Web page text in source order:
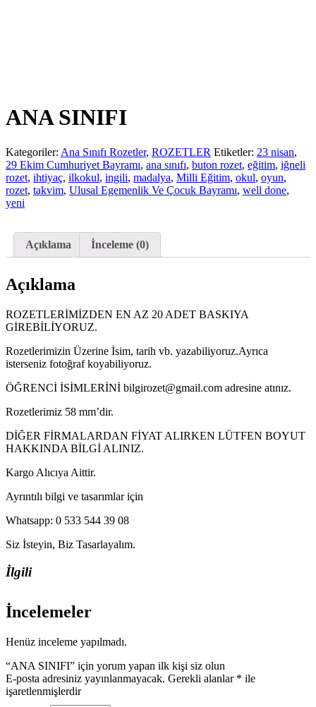
ANA SINIFI
Kategoriler: Ana Sınıfı Rozetler, ROZETLER Etiketler: 23 nisan,
29 Ekim Cumhuriyet Bayramı, ana sınıfı, buton rozet, eğitim, iğneli
rozet, ihtiyaç, ilkokul, ingili, madalya, Milli Eğitim, okul, oyun,
rozet, takvim, Ulusal Egemenlik Ve Çocuk Bayramı, well done,
yeni
Açıklama İnceleme (0)
Açıklama
ROZETLERİMİZDEN EN AZ 20 ADET BASKIYA
GİREBİLİYORUZ.
Rozetlerimizin Üzerine İsim, tarih vb. yazabiliyoruz.Ayrıca
isterseniz fotoğraf koyabiliyoruz.
ÖĞRENCİ İSİMLERİNİ bilgirozet@gmail.com adresine atınız.
Rozetlerimiz 58 mm’dir.
DİĞER FİRMALARDAN FİYAT ALIRKEN LÜTFEN BOYUT
HAKKINDA BİLGİ ALINIZ.
Kargo Alıcıya Aittir.
Ayrıntılı bilgi ve tasarımlar için
Whatsapp: 0 533 544 39 08
Siz İsteyin, Biz Tasarlayalım.
İlgili
İncelemeler
Henüz inceleme yapılmadı.
“ANA SINIFI” için yorum yapan ilk kişi siz olun
E-posta adresiniz yayınlanmayacak. Gerekli alanlar * ile
işaretlenmişlerdir